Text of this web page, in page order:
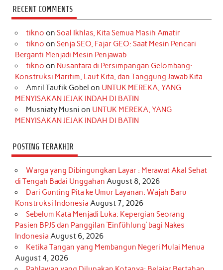
c
e
b
o
k
s
t
a
r
a
m
k
T
o
k
t
e
r
e
s
t
k
e
d
I
n
t
t
r
T
u
e
RECENT COMMENTS
tikno on Soal Ikhlas, Kita Semua Masih Amatir
tikno on Senja SEO, Fajar GEO: Saat Mesin Pencari
Berganti Menjadi Mesin Penjawab
tikno on Nusantara di Persimpangan Gelombang:
Konstruksi Maritim, Laut Kita, dan Tanggung Jawab Kita
Amril Taufik Gobel on UNTUK MEREKA, YANG
MENYISAKAN JEJAK INDAH DI BATIN
Musniaty Musni on UNTUK MEREKA, YANG
MENYISAKAN JEJAK INDAH DI BATIN
POSTING TERAKHIR
Warga yang Dibingungkan Layar : Merawat Akal Sehat
di Tengah Badai Unggahan August 8, 2026
Dari Gunting Pita ke Umur Layanan: Wajah Baru
Konstruksi Indonesia August 7, 2026
Sebelum Kata Menjadi Luka: Kepergian Seorang
Pasien BPJS dan Panggilan ‘Einfühlung’ bagi Nakes
Indonesia August 6, 2026
Ketika Tangan yang Membangun Negeri Mulai Menua
August 4, 2026